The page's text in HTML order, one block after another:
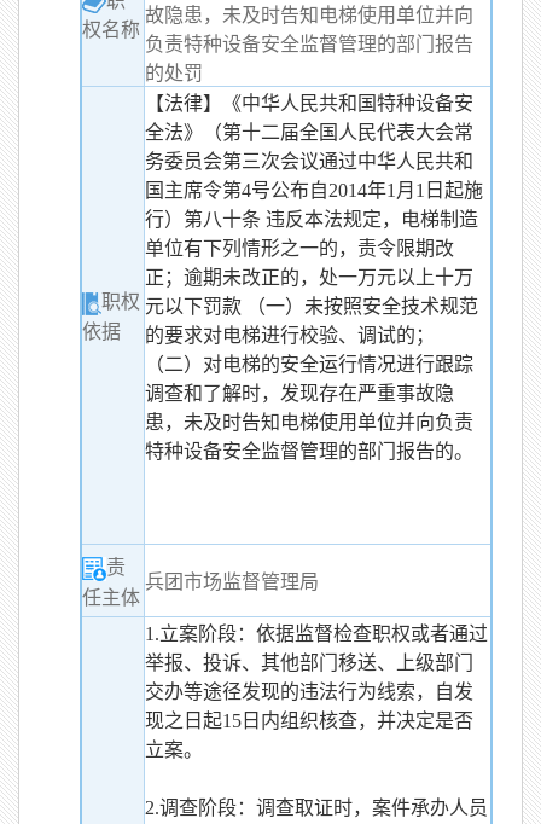
权名称
故隐患，未及时告知电梯使用单位并向
负责特种设备安全监督管理的部门报告
的处罚
职权
依据
【法律】《中华人民共和国特种设备安
全法》（第十二届全国人民代表大会常
务委员会第三次会议通过中华人民共和
国主席令第4号公布自2014年1月1日起施
行）第八十条 违反本法规定，电梯制造
单位有下列情形之一的，责令限期改
正；逾期未改正的，处一万元以上十万
元以下罚款 （一）未按照安全技术规范
的要求对电梯进行校验、调试的；
（二）对电梯的安全运行情况进行跟踪
调查和了解时，发现存在严重事故隐
患，未及时告知电梯使用单位并向负责
特种设备安全监督管理的部门报告的。
责
任主体
兵团市场监督管理局
1.立案阶段：依据监督检查职权或者通过
举报、投诉、其他部门移送、上级部门
交办等途径发现的违法行为线索，自发
现之日起15日内组织核查，并决定是否
立案。
2.调查阶段：调查取证时，案件承办人员